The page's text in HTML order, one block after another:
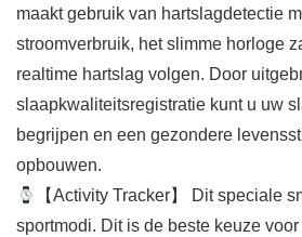
maakt gebruik van hartslagdetectie
stroomverbruik, het slimme horloge
realtime hartslag volgen. Door
slaapkwaliteitsregistratie kunt u uw
begrijpen en een gezondere
opbouwen.
【Activity Tracker】 Dit speciale
sportmodi. Dit is de beste keuze